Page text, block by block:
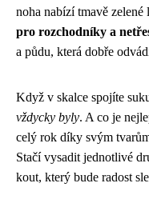
noha nabízí tmavě
pro rozchodníky a
a půdu, která dobře
Když v skalce spojíte
vždycky byly. A co je
celý rok díky svým
Stačí vysadit jednotlivé
kout, který bude radost